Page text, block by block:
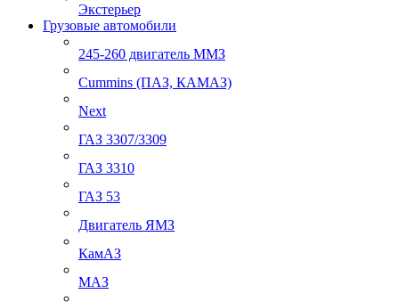
Экстерьер
Грузовые автомобили
245-260 двигатель ММЗ
Cummins (ПАЗ, КАМАЗ)
Next
ГАЗ 3307/3309
ГАЗ 3310
ГАЗ 53
Двигатель ЯМЗ
КамАЗ
МАЗ